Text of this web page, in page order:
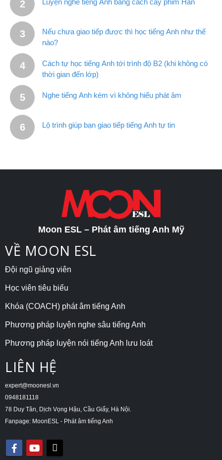
Nếu chưa giao tiếp được thì học tiếng Anh như thế
nào?
Cách tự học tiếng Anh tới trình độ B2 (khi không có
thời gian đến lớp)
Nghe tiếng Anh kém vì không hiểu phát âm
Lộ trình giúp bạn giao tiếp tiếng Anh tự tin
Moon ESL – Phát âm tiếng Anh Mỹ
VỀ MOON ESL
Đội ngũ giảng viên
Học viên tiêu biểu
Khóa (COACH) phát âm tiếng Anh
Phương pháp luyện nghe sâu tiếng Anh
Phương pháp luyện nói tiếng Anh lưu loát
LIÊN HỆ
expert@moonesl.vn
0948181118
78 Duy Tân, Dịch Vọng Hậu, Cầu Giấy, Hà Nội.
Fanpage: MoonESL - Phát âm tiếng Anh